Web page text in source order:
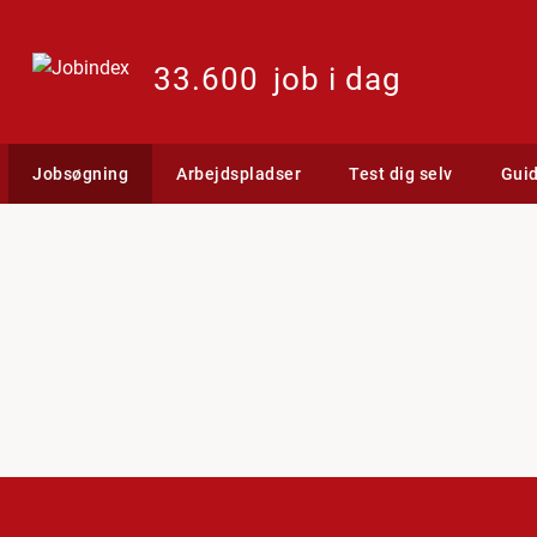
33.600 job i dag
Jobsøgning Arbejdspladser Test dig selv